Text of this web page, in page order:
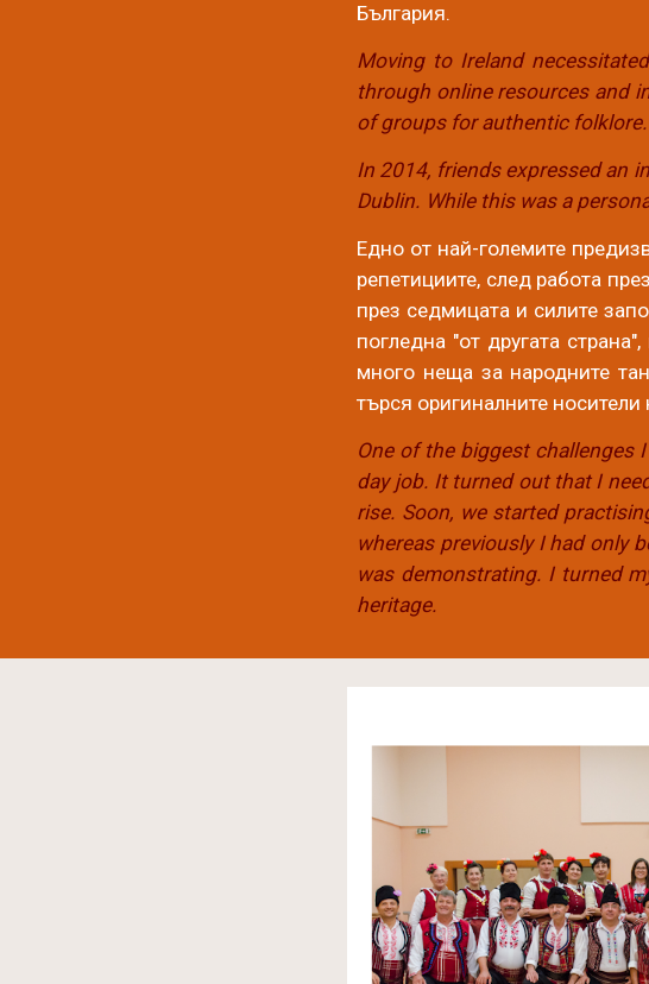
България.
Moving to Ireland
through online resources and
of groups for authentic
In 2014, friends expressed an
Dublin. While this was a
Едно от най-големите
репетициите, след работа
през седмицата и силите
погледна "от другата
много неща за народните
търся оригиналните носители
One of the biggest challenges
day job. It turned out that I
rise. Soon, we started
whereas previously I had only
was demonstrating. I turned
heritage.